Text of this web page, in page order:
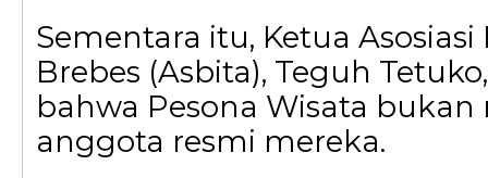
Sementara itu, Ketua Asosiasi
Brebes (Asbita), Teguh
bahwa Pesona Wisata
anggota resmi mereka.